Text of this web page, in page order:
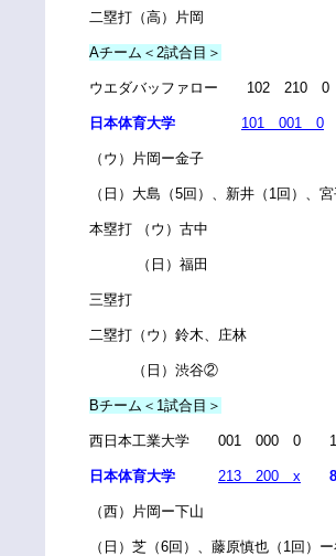
二塁打（高）片岡
Aチーム＜2試合目＞
ウエダバッファロー 102
日本体育大学 101 001 0
（ウ）片岡ー金子
（日）大島（5回）、新井（1回）、
本塁打 （ウ）古中
（日）福田
三塁打
二塁打（ウ）鈴木、庄林
（日）渋谷②
Bチーム＜1試合目＞
西日本工業大学 001 000 0 1
日本体育大学 213 200 x 8
（西）片岡ー下山
（ 日）芝（6回）、藤原慎也（1回）